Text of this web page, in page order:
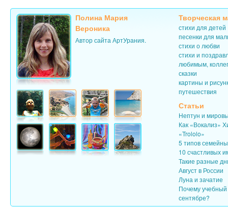
Полина Мария
Вероника
Автор сайта АртУрания.
Творческая
стихи для детей
песенки для
стихи о любви
стихи и
любимым,
сказки
картины и
путешествия
Статьи
Нептун и
Как «Вокализ»
«Trololo»
5 типов
10 счастливых
Такие разные
Август в России
Луна и зачатие
Почему учебный
сентябре?